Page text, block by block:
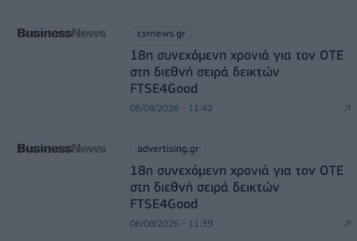
csrnews.gr
18η συνεχόμενη χρονιά για τον ΟΤΕ
στη διεθνή σειρά δεικτών
FTSE4Good
06/08/2026 - 11:42
advertising.gr
18η συνεχόμενη χρονιά για τον ΟΤΕ
στη διεθνή σειρά δεικτών
FTSE4Good
06/08/2026 - 11:39